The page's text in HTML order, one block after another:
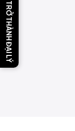
TRỞ THÀNH ĐẠI LÝ